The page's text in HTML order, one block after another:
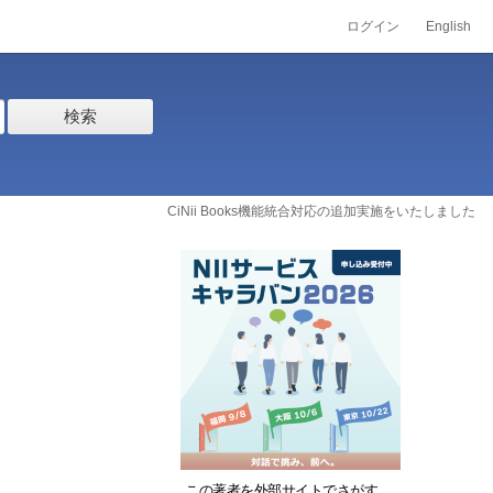
ログイン English
検索
CiNii Books機能統合対応の追加実施をいたしました